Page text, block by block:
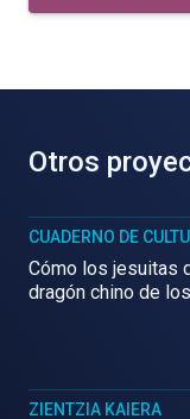
Otros
CUADERNO DE
Cómo los jesuitas
dragón chino de
ZIENTZIA KAIERA